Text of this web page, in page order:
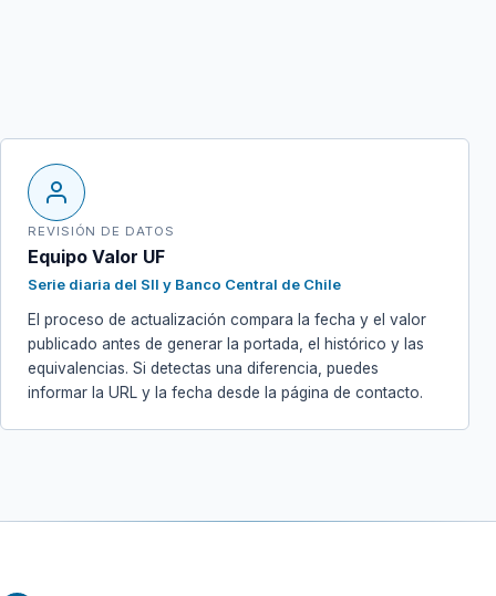
REVISIÓN DE DATOS
Equipo Valor UF
Serie diaria del SII y Banco Central de Chile
El proceso de actualización compara la fecha y el valor
publicado antes de generar la portada, el histórico y las
equivalencias. Si detectas una diferencia, puedes
informar la URL y la fecha desde la página de contacto.